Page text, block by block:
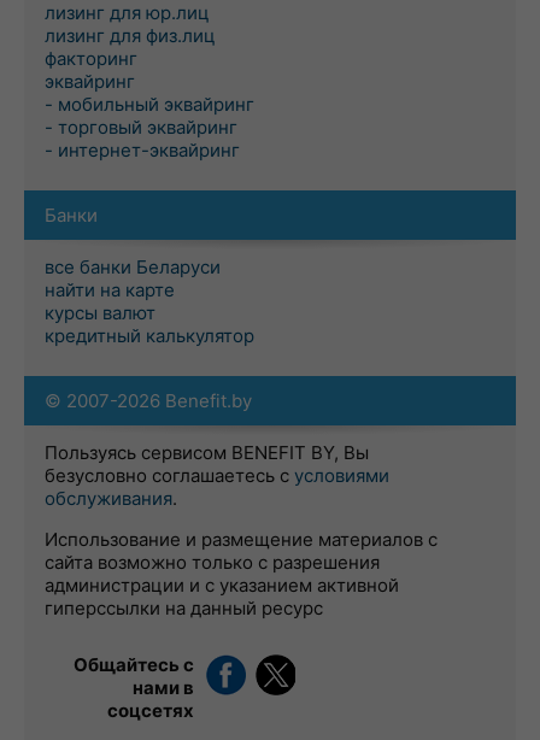
лизинг для юр.лиц
лизинг для физ.лиц
факторинг
эквайринг
- мобильный эквайринг
- торговый эквайринг
- интернет-эквайринг
Банки
все банки Беларуси
найти на карте
курсы валют
кредитный калькулятор
© 2007-2026 Benefit.by
Пользуясь сервисом BENEFIT BY, Вы
безусловно соглашаетесь с условиями
обслуживания.
Использование и размещение материалов с
сайта возможно только с разрешения
администрации и с указанием активной
гиперссылки на данный ресурс
Общайтесь с
нами в
соцсетях